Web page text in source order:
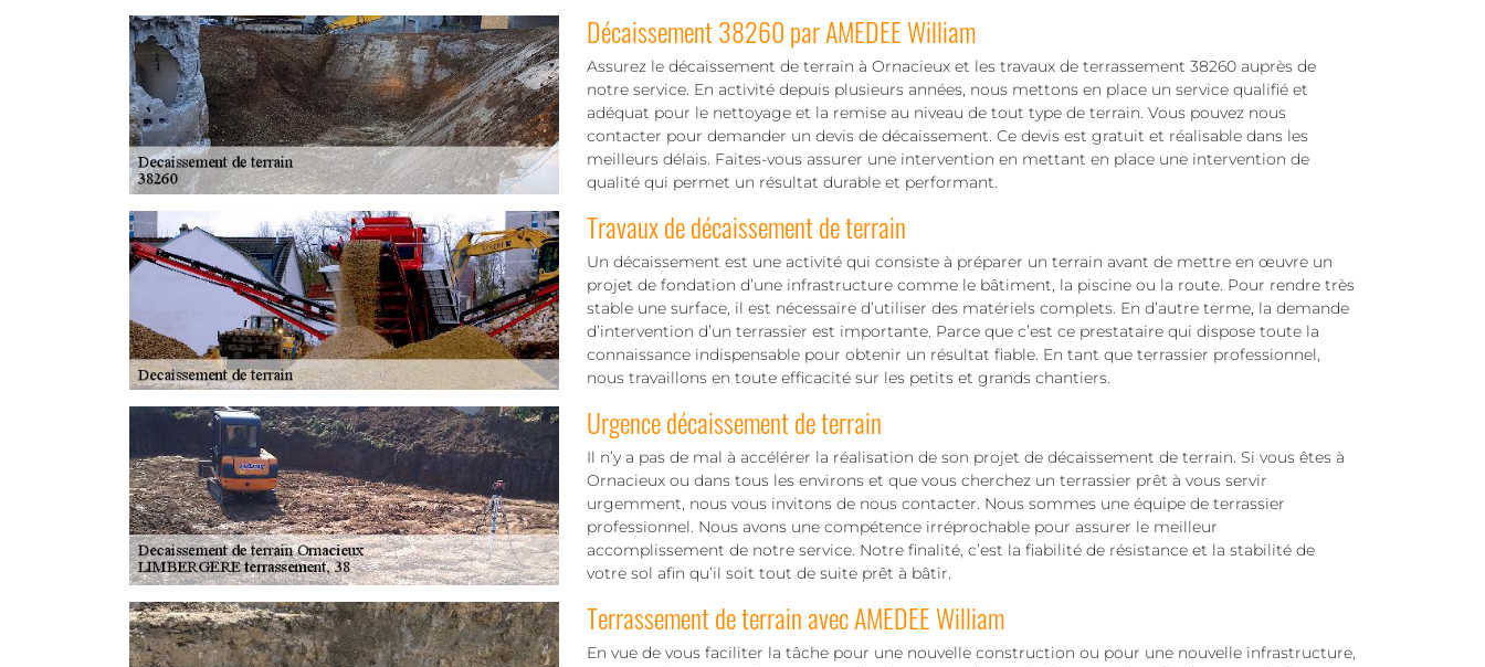
Décaissement 38260 par AMEDEE William
Assurez le décaissement de terrain à Ornacieux et les travaux de terrassement 38260 auprès de
notre service. En activité depuis plusieurs années, nous mettons en place un service qualifié et
adéquat pour le nettoyage et la remise au niveau de tout type de terrain. Vous pouvez nous
contacter pour demander un devis de décaissement. Ce devis est gratuit et réalisable dans les
meilleurs délais. Faites-vous assurer une intervention en mettant en place une intervention de
qualité qui permet un résultat durable et performant.
Travaux de décaissement de terrain
Un décaissement est une activité qui consiste à préparer un terrain avant de mettre en œuvre un
projet de fondation d’une infrastructure comme le bâtiment, la piscine ou la route. Pour rendre très
stable une surface, il est nécessaire d’utiliser des matériels complets. En d’autre terme, la demande
d’intervention d’un terrassier est importante. Parce que c’est ce prestataire qui dispose toute la
connaissance indispensable pour obtenir un résultat fiable. En tant que terrassier professionnel,
nous travaillons en toute efficacité sur les petits et grands chantiers.
Urgence décaissement de terrain
Il n’y a pas de mal à accélérer la réalisation de son projet de décaissement de terrain. Si vous êtes à
Ornacieux ou dans tous les environs et que vous cherchez un terrassier prêt à vous servir
urgemment, nous vous invitons de nous contacter. Nous sommes une équipe de terrassier
professionnel. Nous avons une compétence irréprochable pour assurer le meilleur
accomplissement de notre service. Notre finalité, c’est la fiabilité de résistance et la stabilité de
votre sol afin qu’il soit tout de suite prêt à bâtir.
Terrassement de terrain avec AMEDEE William
En vue de vous faciliter la tâche pour une nouvelle construction ou pour une nouvelle infrastructure,